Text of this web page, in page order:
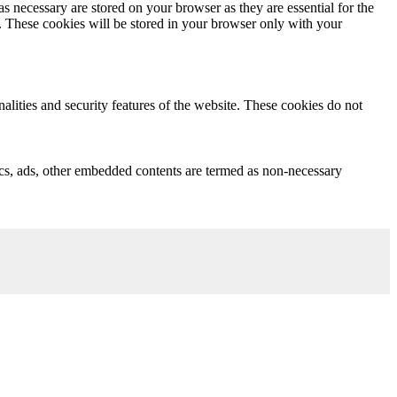
are stored on your browser as they are essential for the
These cookies will be stored in your browser only with your
and security features of the website. These cookies do not
other embedded contents are termed as non-necessary